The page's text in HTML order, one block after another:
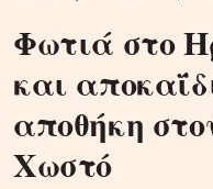
Φωτιά στο
και
αποθήκη
Χωστό